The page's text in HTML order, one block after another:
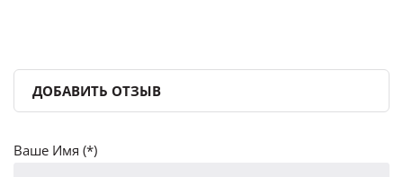
ДОБАВИТЬ ОТЗЫВ
Ваше Имя (*)